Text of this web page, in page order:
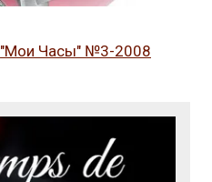
"Мои Часы" №3-2008